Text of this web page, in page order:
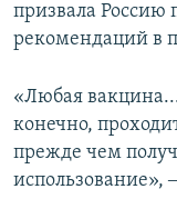
призвала
рекомендаций в
«Любая
конечно,
прежде чем
использование»,